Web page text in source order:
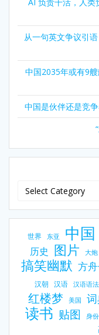
从一句英文争议引
中国2035年或有9
中国是伙伴还是竞
世界 东亚 中国
历史 图片 大炮
搞笑幽默 方
汉朝 汉语 汉语语
红楼梦 美国
读书 贴图 身